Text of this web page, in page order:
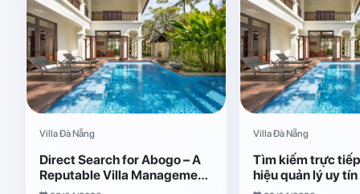
Villa Đà Nẵng
Direct Search for Abogo – A
Reputable Villa Management
Brand with Transparent and
Villa Đà Nẵng
Tìm kiếm trực
hiệu quản lý uy
Giải pháp vận